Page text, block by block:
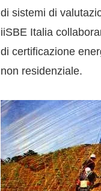
di sistemi di
iiSBE Italia
di certificazione
non residenziale.